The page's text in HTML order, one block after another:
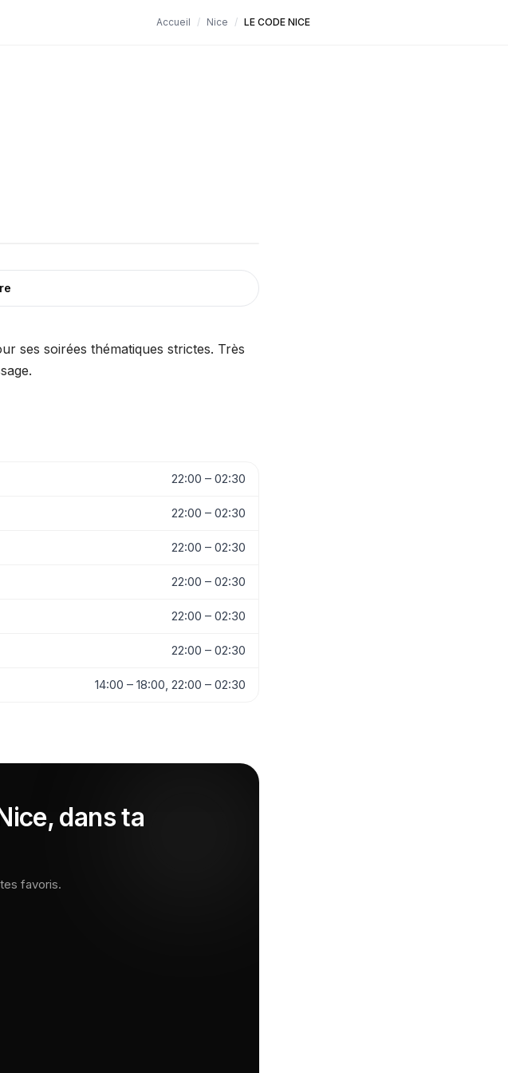
Accueil / Nice / LE CODE NICE
ses soirées thématiques strictes. Très
22:00 – 02:30
22:00 – 02:30
22:00 – 02:30
22:00 – 02:30
22:00 – 02:30
22:00 – 02:30
14:00 – 18:00, 22:00 – 02:30
dans ta
favoris.